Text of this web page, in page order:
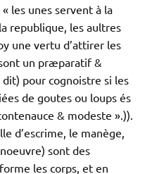
les unes servent à la
republique, les aultres
une vertu d’attirer les
un præparatif &
pour cognoistre si les
de goutes ou loups és
& modeste ».)).
d’escrime, le manège,
sont des
les corps, et en